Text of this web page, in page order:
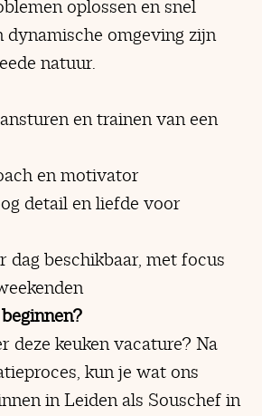
oplossen en snel
dynamische omgeving zijn
natuur.
en trainen van een
en motivator
detail en liefde voor
dag beschikbaar, met focus
deze keuken vacature? Na
kun je wat ons
in Leiden als Souschef in